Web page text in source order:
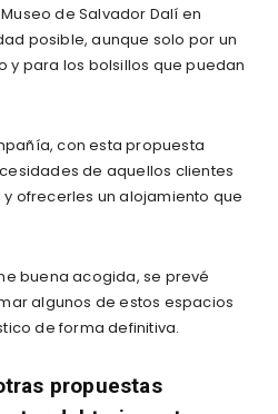
de Salvador Dalí en
posible, aunque solo por un
para los bolsillos que puedan
con esta propuesta
de aquellos clientes
ofrecerles un alojamiento que
buena acogida, se prevé
algunos de estos espacios
de forma definitiva.
propuestas